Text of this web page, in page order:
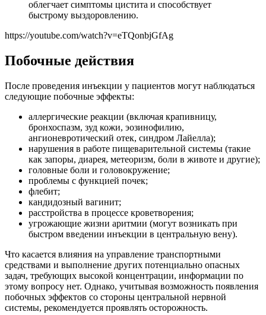
облегчает симптомы цистита и способствует
быстрому выздоровлению.
https://youtube.com/watch?v=eTQonbjGfAg
Побочные действия
После проведения инъекции у пациентов могут наблюдаться
следующие побочные эффекты:
аллергические реакции (включая крапивницу,
бронхоспазм, зуд кожи, эозинофилию,
ангионевротический отек, синдром Лайелла);
нарушения в работе пищеварительной системы (такие
как запоры, диарея, метеоризм, боли в животе и другие);
головные боли и головокружение;
проблемы с функцией почек;
флебит;
кандидозный вагинит;
расстройства в процессе кроветворения;
угрожающие жизни аритмии (могут возникать при
быстром введении инъекции в центральную вену).
Что касается влияния на управление транспортными
средствами и выполнение других потенциально опасных
задач, требующих высокой концентрации, информации по
этому вопросу нет. Однако, учитывая возможность появления
побочных эффектов со стороны центральной нервной
системы, рекомендуется проявлять осторожность.